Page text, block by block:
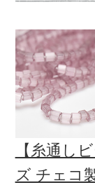
【糸通し
ズ チェコ製